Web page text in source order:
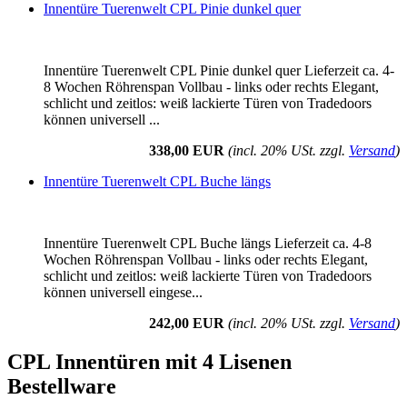
Innentüre Tuerenwelt CPL Pinie dunkel quer
Innentüre Tuerenwelt CPL Pinie dunkel quer Lieferzeit ca. 4-
8 Wochen Röhrenspan Vollbau - links oder rechts Elegant,
schlicht und zeitlos: weiß lackierte Türen von Tradedoors
können universell ...
338,00 EUR (incl. 20% USt. zzgl. Versand)
Innentüre Tuerenwelt CPL Buche längs
Innentüre Tuerenwelt CPL Buche längs Lieferzeit ca. 4-8
Wochen Röhrenspan Vollbau - links oder rechts Elegant,
schlicht und zeitlos: weiß lackierte Türen von Tradedoors
können universell eingese...
242,00 EUR (incl. 20% USt. zzgl. Versand)
CPL Innentüren mit 4 Lisenen
Bestellware